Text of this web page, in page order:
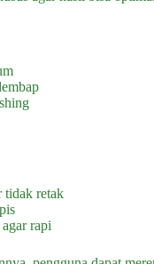
tidak retak
rapi